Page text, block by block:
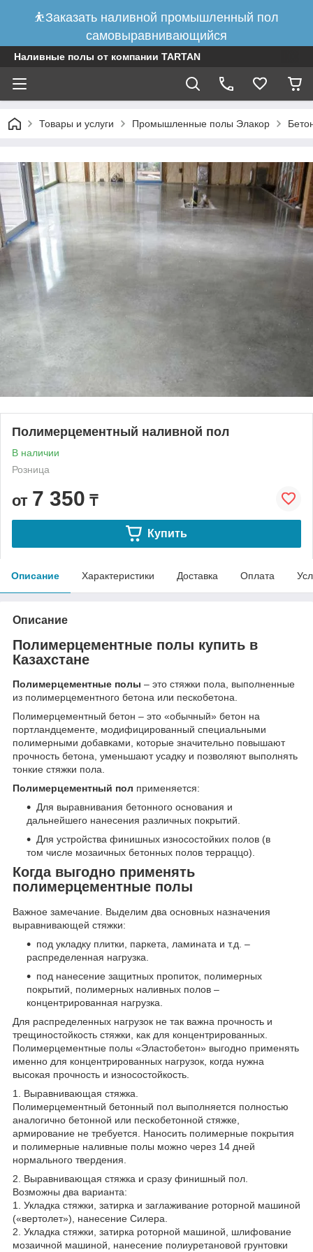
⛹Заказать наливной промышленный пол
самовыравнивающийся
Наливные полы от компании TARTAN
Товары и услуги Промышленные полы Элакор
Полимерцементный наливной пол
В наличии
Розница
от 7 350 ₸
Купить
Описание Характеристики Доставка Оплата
Описание
Полимерцементные полы купить в
Казахстане
Полимерцементные полы – это стяжки пола, выполненные
из полимерцементного бетона или пескобетона.
Полимерцементный бетон – это «обычный» бетон на
портландцементе, модифицированный специальными
полимерными добавками, которые значительно повышают
прочность бетона, уменьшают усадку и позволяют выполнять
тонкие стяжки пола.
Полимерцементный пол применяется:
Для выравнивания бетонного основания и
дальнейшего нанесения различных покрытий.
Для устройства финишных износостойких полов (в
том числе мозаичных бетонных полов терраццо).
Когда выгодно применять
полимерцементные полы
Важное замечание. Выделим два основных назначения
выравнивающей стяжки:
под укладку плитки, паркета, ламината и т.д. –
распределенная нагрузка.
под нанесение защитных пропиток, полимерных
покрытий, полимерных наливных полов –
концентрированная нагрузка.
Для распределенных нагрузок не так важна прочность и
трещиностойкость стяжки, как для концентрированных.
Полимерцементные полы «Эластобетон» выгодно применять
именно для концентрированных нагрузок, когда нужна
высокая прочность и износостойкость.
1. Выравнивающая стяжка.
Полимерцементный бетонный пол выполняется полностью
аналогично бетонной или пескобетонной стяжке,
армирование не требуется. Наносить полимерные покрытия
и полимерные наливные полы можно через 14 дней
нормального твердения.
2. Выравнивающая стяжка и сразу финишный пол.
Возможны два варианта:
1. Укладка стяжки, затирка и заглаживание роторной машиной
(«вертолет»), нанесение Силера.
2. Укладка стяжки, затирка роторной машиной, шлифование
мозаичной машиной, нанесение полиуретановой грунтовки